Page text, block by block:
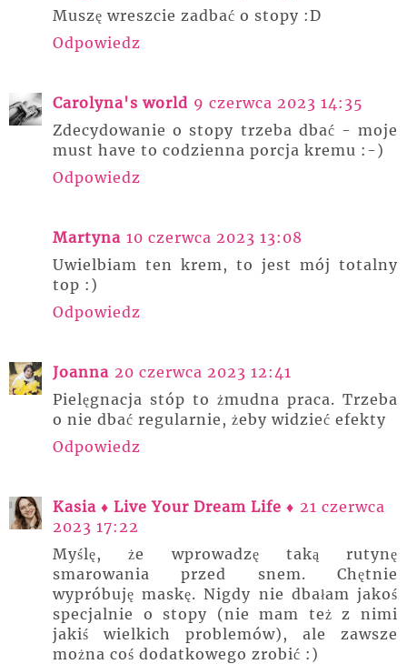
Muszę wreszcie zadbać o stopy :D
Odpowiedz
Carolyna's world 9 czerwca 2023 14:35
Zdecydowanie o stopy trzeba dbać - moje
must have to codzienna porcja kremu :-)
Odpowiedz
Martyna 10 czerwca 2023 13:08
Uwielbiam ten krem, to jest mój totalny
top :)
Odpowiedz
Joanna 20 czerwca 2023 12:41
Pielęgnacja stóp to żmudna praca. Trzeba
o nie dbać regularnie, żeby widzieć efekty
Odpowiedz
Kasia ♦ Live Your Dream Life ♦ 21 czerwca
2023 17:22
Myślę, że wprowadzę taką rutynę
smarowania przed snem. Chętnie
wypróbuję maskę. Nigdy nie dbałam jakoś
specjalnie o stopy (nie mam też z nimi
jakiś wielkich problemów), ale zawsze
można coś dodatkowego zrobić :)